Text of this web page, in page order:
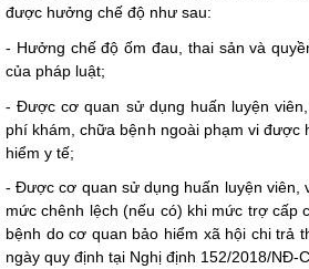
được hưởng chế độ như sau:
- Hưởng chế độ ốm đau, thai sản và
của pháp luật;
-Được cơ quan sử dụng huấn luyện
phí khám, chữa bệnh ngoài phạm vi
hiểm y tế;
- Được cơ quan sử dụng huấn luyện viên,
mức chênh lệch (nếu có) khi mức trợ cấp
bệnh do cơ quan bảo hiểm xã hội chi trả
ngày quy định tại Nghị định 152/2018/NĐ-